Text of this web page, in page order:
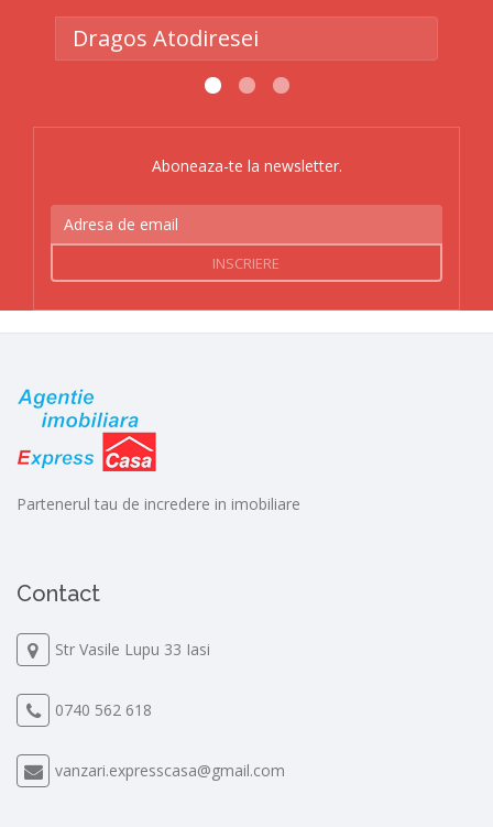
Dragos Atodiresei
Aboneaza-te la newsletter.
email
INSCRIERE
Partenerul tau de incredere in imobiliare
Contact
Str Vasile Lupu 33 Iasi
0740 562 618
vanzari.expresscasa@gmail.com